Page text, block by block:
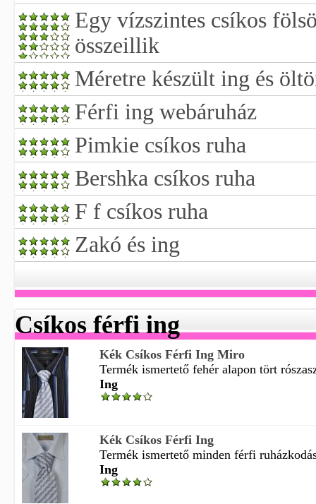
Egy vízszintes csíkos
összeillik
Méretre készült ing és
Férfi ing webáruház
Pimkie csíkos ruha
Bershka csíkos ruha
F f csíkos ruha
Zakó és ing
Csíkos férfi ing
Kék Csíkos Férfi Ing Miro
Termék ismertető fehér alapon tört
Ing
Kék Csíkos Férfi Ing
Termék ismertető minden férfi
Ing